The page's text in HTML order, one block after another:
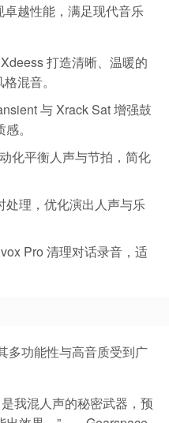
越性能，满足现代音乐
打造清晰、温暖的
混音。
与 Xrack Sat 增强鼓
。
化平衡人声与节拍，简化
处理，优化演出人声与乐
Pro 清理对话录音，适
多功能性与高音质受到广
是我混人声的秘密武器，预